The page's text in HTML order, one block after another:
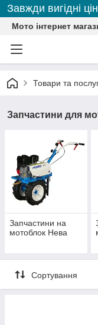
Завжди вигідні
Мото інтернет
Товари та
Запчастини для
Запчастини на
мотоблок Нева
Сортування